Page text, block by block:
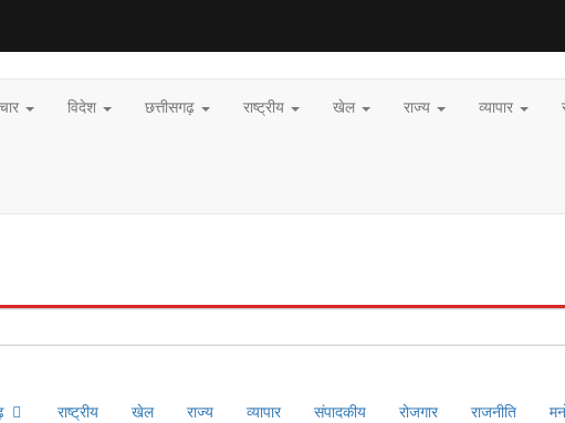
विदेश छत्तीसगढ़ राष्ट्रीय खेल राज्य व्यापार
राष्ट्रीय खेल राज्य व्यापार संपादकीय रोजगार राजनीति